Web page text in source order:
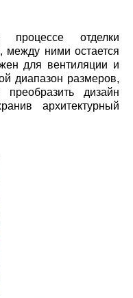
процессе отделки
между ними остается
для вентиляции и
диапазон размеров,
дизайн
архитектурный